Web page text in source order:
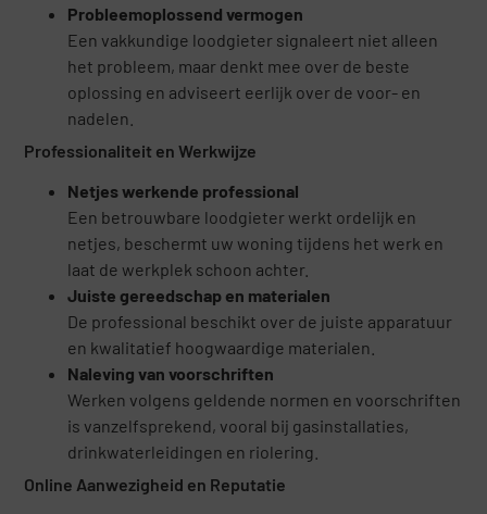
Probleemoplossend vermogen
Een vakkundige loodgieter signaleert niet alleen
het probleem, maar denkt mee over de beste
oplossing en adviseert eerlijk over de voor- en
nadelen.
Professionaliteit en Werkwijze
Netjes werkende professional
Een betrouwbare loodgieter werkt ordelijk en
netjes, beschermt uw woning tijdens het werk en
laat de werkplek schoon achter.
Juiste gereedschap en materialen
De professional beschikt over de juiste apparatuur
en kwalitatief hoogwaardige materialen.
Naleving van voorschriften
Werken volgens geldende normen en voorschriften
is vanzelfsprekend, vooral bij gasinstallaties,
drinkwaterleidingen en riolering.
Online Aanwezigheid en Reputatie